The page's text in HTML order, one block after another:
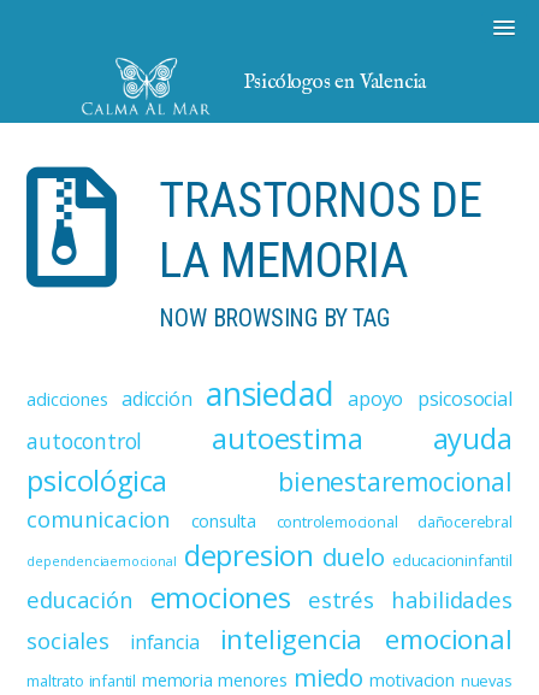
Psicólogos en Valencia
TRASTORNOS DE
LA MEMORIA
NOW BROWSING BY TAG
adicciones adicción ansiedad apoyo psicosocial
autocontrol autoestima
ayuda
psicológica
bienestaremocional
comunicacion consulta controlemocional dañocerebral
dependenciaemocional depresion duelo educacioninfantil
educación emociones estrés
habilidades
sociales
infancia inteligencia emocional
maltrato infantil memoria menores miedo motivacion nuevas